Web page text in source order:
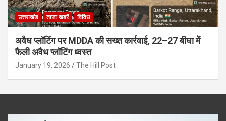
उत्तराखंड ताजा खबरें विविध
अवैध प्लॉटिंग पर MDDA की सख्त कार्रवाई, 22–27 बीघा में
फैली अवैध प्लॉटिंग ध्वस्त
January 19, 2026 The Hill Post